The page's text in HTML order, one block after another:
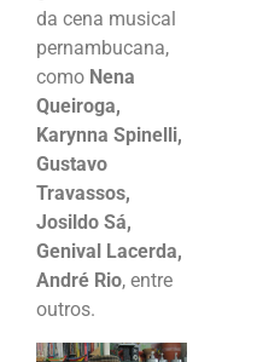
da cena musical
pernambucana,
como Nena
Queiroga,
Karynna Spinelli,
Gustavo
Travassos,
Josildo Sá,
Genival Lacerda,
André Rio, entre
outros.